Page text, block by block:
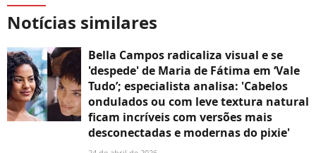
Notícias similares
Bella Campos radicaliza visual e se
'despede' de Maria de Fátima em ‘Vale
Tudo’; especialista analisa: 'Cabelos
ondulados ou com leve textura natural
ficam incríveis com versões mais
desconectadas e modernas do pixie'